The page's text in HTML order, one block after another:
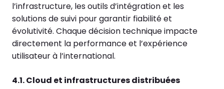
l’infrastructure, les outils d’intégration et les
solutions de suivi pour garantir fiabilité et
évolutivité. Chaque décision technique impacte
directement la performance et l’expérience
utilisateur à l’international.
4.1. Cloud et infrastructures distribuées